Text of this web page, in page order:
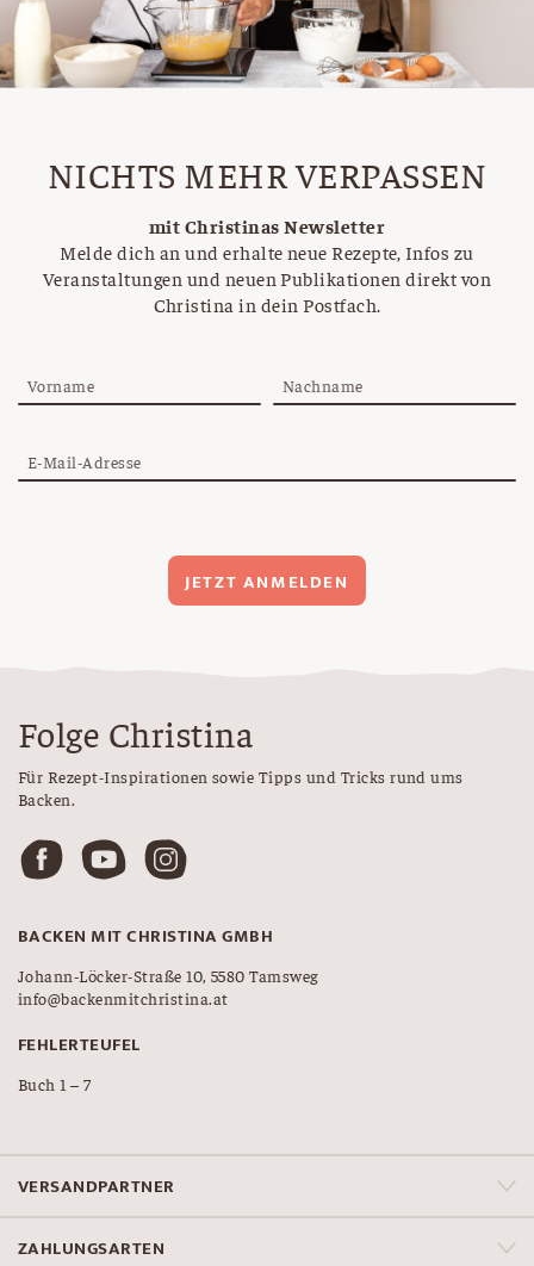
NICHTS MEHR VERPASSEN
mit Christinas Newsletter
Melde dich an und erhalte neue Rezepte, Infos zu
Veranstaltungen und neuen Publikationen direkt von
Christina in dein Postfach.
Vorname Nachname
E-Mail-Adresse
JETZT ANMELDEN
Folge Christina
Für Rezept-Inspirationen sowie Tipps und Tricks rund ums
Backen.
BACKEN MIT CHRISTINA GMBH
Johann-Löcker-Straße 10, 5580 Tamsweg
info@backenmitchristina.at
FEHLERTEUFEL
Buch 1 – 7
VERSANDPARTNER
ZAHLUNGSARTEN